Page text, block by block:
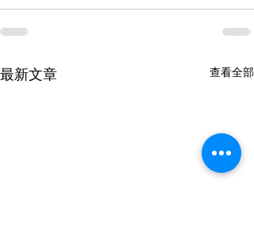
最新文章 查看全部